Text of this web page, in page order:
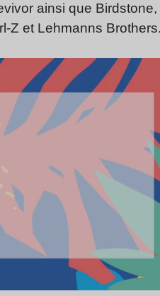
ainsi que Birdstone,
Z et Lehmanns